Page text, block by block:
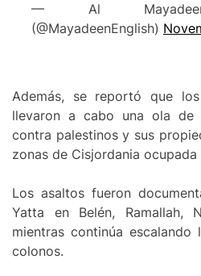
— Al
(@MayadeenEnglish)
Además, se reportó que
llevaron a cabo una ola de
contra palestinos y sus
zonas de Cisjordania ocupada
Los asaltos fueron
Yatta en Belén, Ramallah,
mientras continúa
colonos.